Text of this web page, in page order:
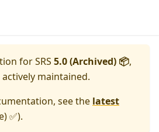
forSRS 5.0 (Archived) 📦,
maintained.
see the latest
✅).